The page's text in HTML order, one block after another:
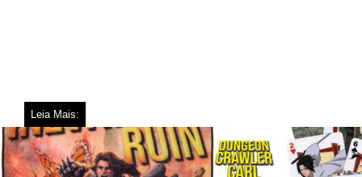
Leia Mais: